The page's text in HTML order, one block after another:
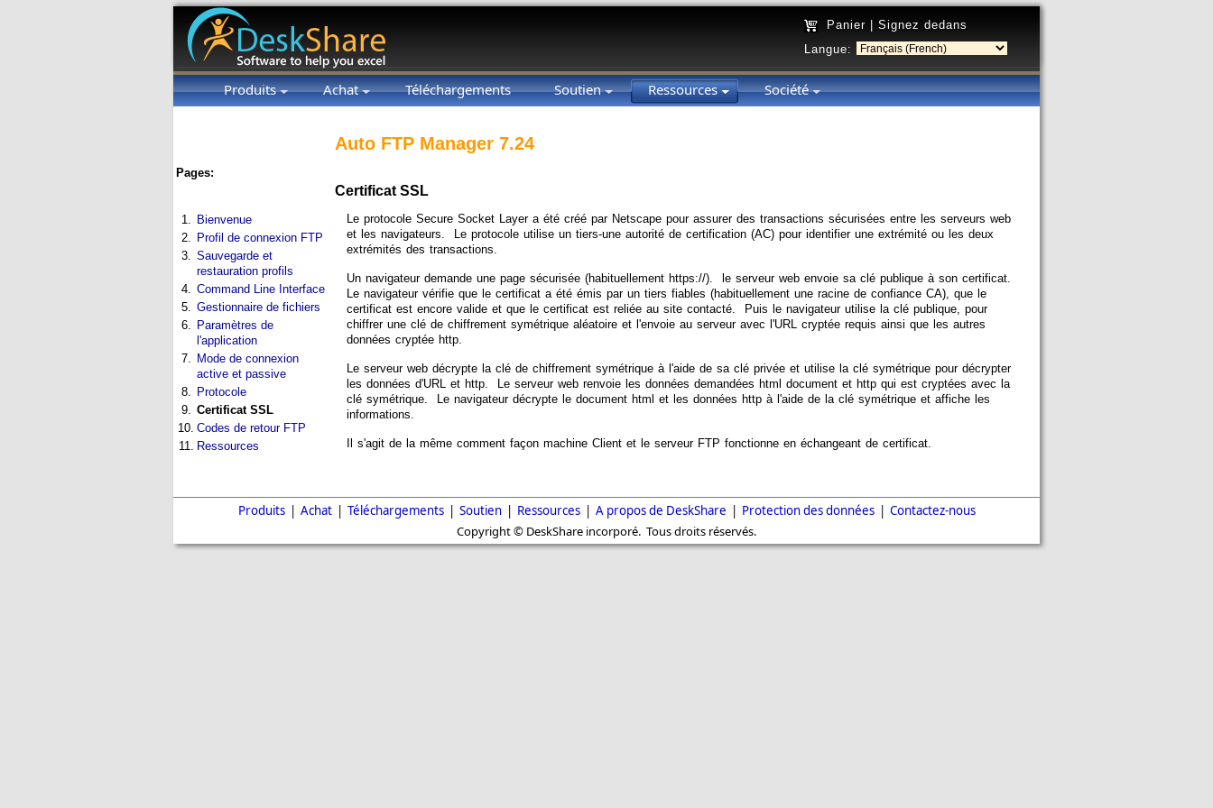
Panier
Signez dedans
Langue:
Produits Achat Téléchargements Soutien Ressources Société
Pages:
1.
Bienvenue
2.
Profil de connexion FTP
3.
Sauvegarde et
restauration profils
4.
Command Line Interface
5.
Gestionnaire de fichiers
6.
Paramètres de
l'application
7.
Mode de connexion
active et passive
8.
Protocole
9.
Certificat SSL
10. Codes de retour FTP
11.
Ressources
Auto FTP Manager 7.24
Certificat SSL
Le protocole Secure Socket Layer a été créé par Netscape pour assurer des transactions sécurisées entre les serveurs web
et les navigateurs. Le protocole utilise un tiers-une autorité de certification (AC) pour identifier une extrémité ou les deux
extrémités des transactions.
Un navigateur demande une page sécurisée (habituellement https://). le serveur web envoie sa clé publique à son certificat.
Le navigateur vérifie que le certificat a été émis par un tiers fiables (habituellement une racine de confiance CA), que le
certificat est encore valide et que le certificat est reliée au site contacté. Puis le navigateur utilise la clé publique, pour
chiffrer une clé de chiffrement symétrique aléatoire et l'envoie au serveur avec l'URL cryptée requis ainsi que les autres
données cryptée http.
Le serveur web décrypte la clé de chiffrement symétrique à l'aide de sa clé privée et utilise la clé symétrique pour décrypter
les données d'URL et http. Le serveur web renvoie les données demandées html document et http qui est cryptées avec la
clé symétrique. Le navigateur décrypte le document html et les données http à l'aide de la clé symétrique et affiche les
informations.
Il s'agit de la même comment façon machine Client et le serveur FTP fonctionne en échangeant de certificat.
Produits | Achat | Téléchargements | Soutien | Ressources | A propos de DeskShare | Protection des données | Contactez-nous
Copyright © DeskShare incorporé. Tous droits réservés.